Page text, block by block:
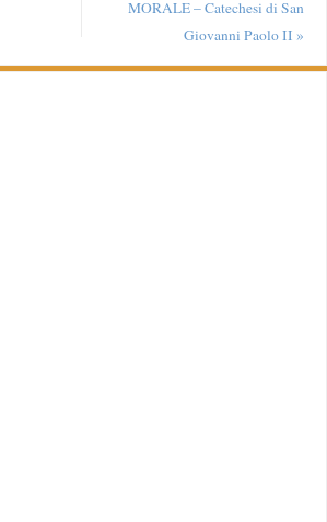
MORALE – Catechesi di San
Giovanni Paolo II »